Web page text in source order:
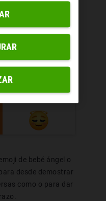
😇
de bebé ángel o
desde demostrar
como o para dar